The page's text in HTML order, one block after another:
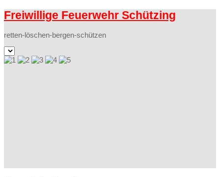
Freiwillige Feuerwehr Schützing
retten-löschen-bergen-schützen